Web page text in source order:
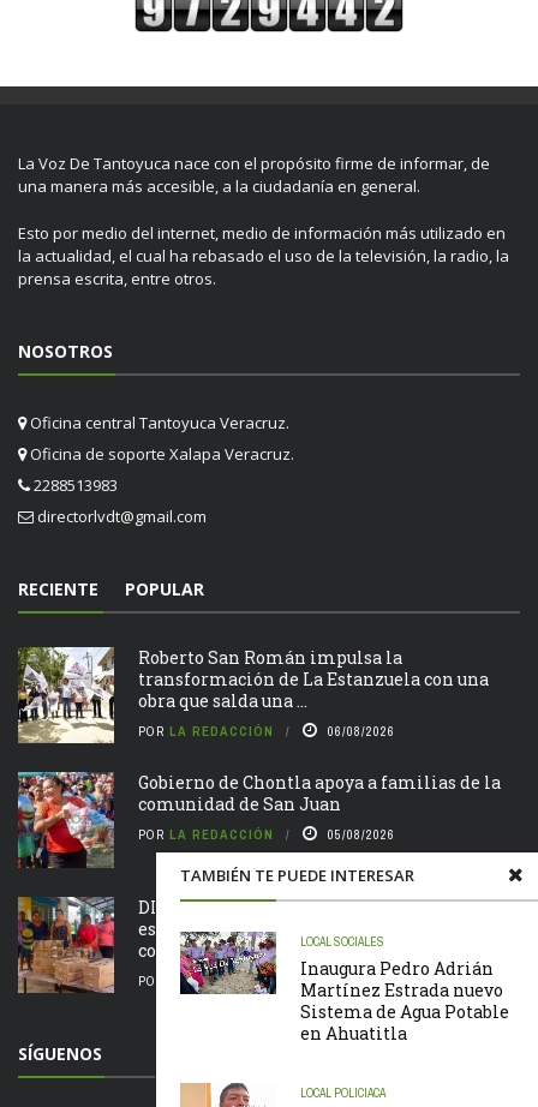
TAMBIÉN TE PUEDE INTERESAR
LOCALSOCIALES
Inaugura Pedro Adrián
Martínez Estrada nuevo
Sistema de Agua Potable
en Ahuatitla
LOCAL POLICIACA
La Voz De Tantoyuca nace con el propósito firme de informar, de
una manera más accesible, a la ciudadanía en general.
Esto por medio del internet, medio de información más utilizado en
la actualidad, el cual ha rebasado el uso de la televisión, la radio, la
prensa escrita, entre otros.
NOSOTROS
Oficina central Tantoyuca Veracruz.
Oficina de soporte Xalapa Veracruz.
2288513983
directorlvdt@gmail.com
RECIENTE POPULAR
Roberto San Román impulsa la
transformación de La Estanzuela con una
obra que salda una ...
POR LA REDACCIÓN 06/08/2026
Gobierno de Chontla apoya a familias de la
comunidad de San Juan
POR LA REDACCIÓN 05/08/2026
DIF Chontla fortalece la alimentación
escolar con entrega de insumos en
comunidades
POR LA REDACCIÓN 05/08/2026
SÍGUENOS